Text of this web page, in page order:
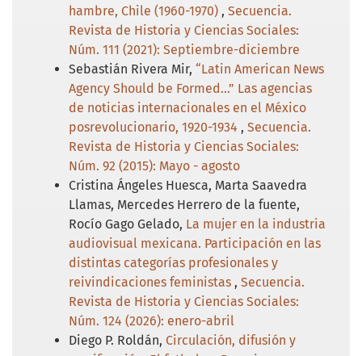
hambre, Chile (1960-1970) , Secuencia.
Revista de Historia y Ciencias Sociales:
Núm. 111 (2021): Septiembre-diciembre
Sebastián Rivera Mir, “Latin American News
Agency Should be Formed…” Las agencias
de noticias internacionales en el México
posrevolucionario, 1920-1934 , Secuencia.
Revista de Historia y Ciencias Sociales:
Núm. 92 (2015): Mayo - agosto
Cristina Ángeles Huesca, Marta Saavedra
Llamas, Mercedes Herrero de la fuente,
Rocío Gago Gelado, La mujer en la industria
audiovisual mexicana. Participación en las
distintas categorías profesionales y
reivindicaciones feministas , Secuencia.
Revista de Historia y Ciencias Sociales:
Núm. 124 (2026): enero-abril
Diego P. Roldán, Circulación, difusión y